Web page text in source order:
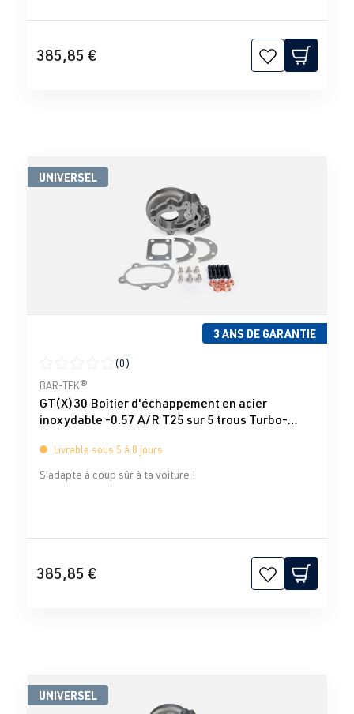
385,85 €
UNIVERSEL
3 ANS DE GARANTIE
Note moyenne de 0 sur 5 étoiles
(0)
BAR-TEK®
GT(X)30 Boîtier d'échappement en acier
inoxydable -0.57 A/R T25 sur 5 trous Turbo-
Livrable sous 5 à 8 jours
S'adapte à coup sûr à ta voiture !
385,85 €
UNIVERSEL